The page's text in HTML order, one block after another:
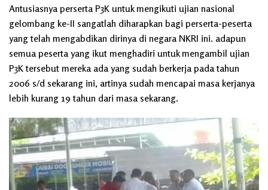
Antusiasnya perserta P3K untuk mengikuti ujian nasional
gelombang ke-II sangatlah diharapkan bagi perserta-peserta
yang telah mengabdikan dirinya di negara NKRI ini. adapun
semua peserta yang ikut menghadiri untuk mengambil ujian
P3K tersebut mereka ada yang sudah berkerja pada tahun
2006 s/d sekarang ini, artinya sudah mencapai masa kerjanya
lebih kurang 19 tahun dari masa sekarang.